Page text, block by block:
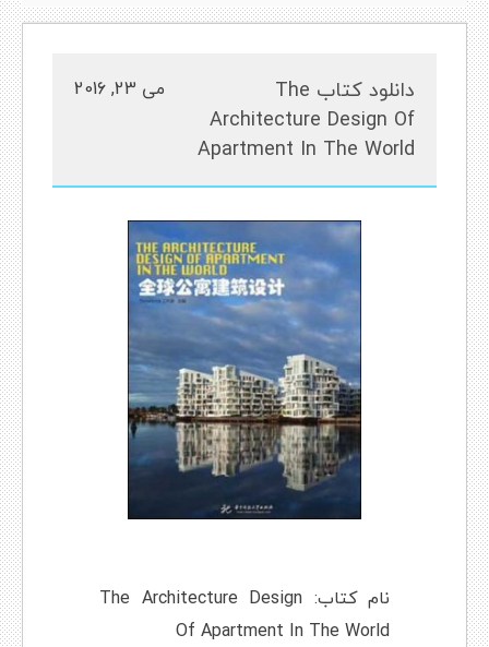
دانلود کتاب The
Architecture Design Of
Apartment In The World
می 23, 2016
نام کتاب: The Architecture Design
Of Apartment In The World